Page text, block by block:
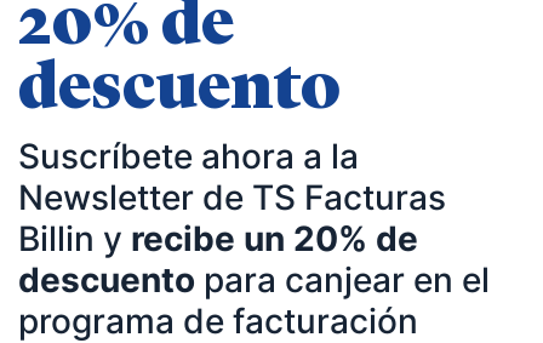
— Entrevista enAXA Seguros España
— Entrevista en GestionaRadio.
Marcos De La Cueva en eventos
— Participación como ponente en Accountex
España 2023.
Temáticas de especialización
20% de
descuento
Suscríbete ahora a la
Newsletter de TS Facturas
Billin y recibe un 20% de
descuento para canjear en el
programa de facturación